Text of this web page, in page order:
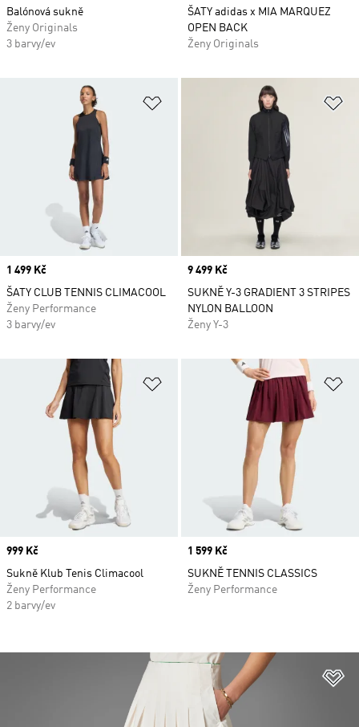
Balónová sukně
Ženy Originals
3 barvy/ev
ŠATY adidas x MIA MARQUEZ
OPEN BACK
Ženy Originals
Přidat do seznamu přání
Price
1 499 Kč
ŠATY CLUB TENNIS CLIMACOOL
Ženy Performance
3 barvy/ev
Price
9 499 Kč
SUKNĚ Y-3 GRADIENT 3 STRIPES
NYLON BALLOON
Ženy Y-3
Přidat do seznamu přání
Price
999 Kč
Sukně Klub Tenis Climacool
Ženy Performance
2 barvy/ev
Price
1 599 Kč
SUKNĚ TENNIS CLASSICS
Ženy Performance